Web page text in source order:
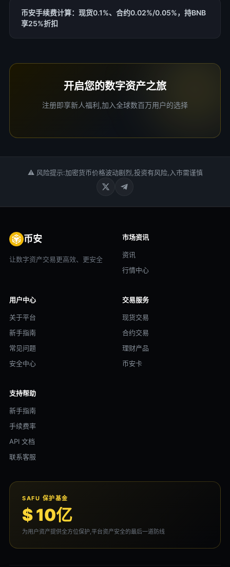
币安手续费计算：现货0.1%、合约0.02%/0.05%，持BNB
享25%折扣
开启您的数字资产之旅
注册即享新人福利,加入全球数百万用户的选择
⚠ 风险提示:加密货币价格波动剧烈,投资有风险,入市需谨慎
币安
让数字资产交易更高效、更安全
市场资讯
资讯
行情中心
用户中心
关于平台
新手指南
常见问题
安全中心
交易服务
现货交易
合约交易
理财产品
币安卡
支持帮助
新手指南
手续费率
API 文档
联系客服
SAFU 保护基金
$ 10亿
为用户资产提供全方位保护,平台资产安全的最后一道防线